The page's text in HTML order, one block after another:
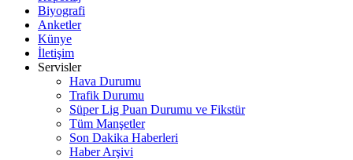
Biyografi
Anketler
Künye
İletişim
Servisler
Hava Durumu
Trafik Durumu
Süper Lig Puan Durumu ve Fikstür
Tüm Manşetler
Son Dakika Haberleri
Haber Arşivi